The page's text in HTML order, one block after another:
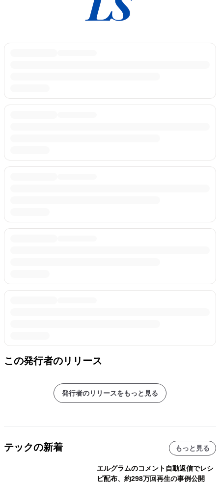
この発行者のリリース
発行者のリリースをもっと見る
テックの新着 もっと見る
エルグラムのコメント自動返信でレシ
ピ配布、約298万回再生の事例公開